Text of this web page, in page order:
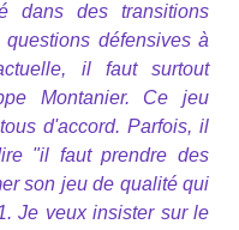
dans des transitions
défensives à
il faut surtout
Montanier. Ce jeu
d'accord. Parfois, il
"il faut prendre des
son jeu de qualité qui
Je veux insister sur le